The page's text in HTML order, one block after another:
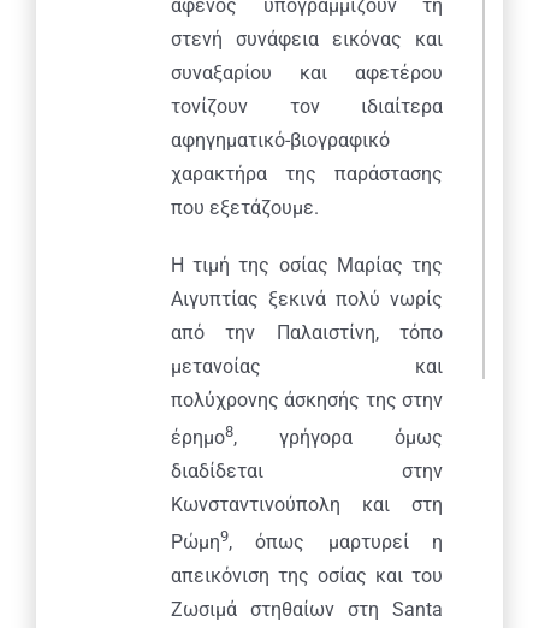
αφενός υπογραμμίζουν τη
στενή συνάφεια εικόνας και
συναξαρίου και αφετέρου
τονίζουν τον ιδιαίτερα
αφηγηματικό-βιογραφικό
χαρακτήρα της παράστασης
που εξετάζουμε.
Η τιμή της οσίας Μαρίας της
Αιγυπτίας ξεκινά πολύ νωρίς
από την Παλαιστίνη, τόπο
μετανοίας και
πολύχρονης άσκησής της στην
έρημο8, γρήγορα όμως
διαδίδεται στην
Κωνσταντινούπολη και στη
Ρώμη9, όπως μαρτυρεί η
απεικόνιση της οσίας και του
Ζωσιμά στηθαίων στη Santa